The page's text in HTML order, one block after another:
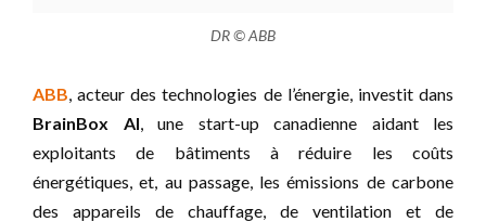
DR © ABB
ABB, acteur des technologies de l’énergie, investit dans
BrainBox AI, une start-up canadienne aidant les
exploitants de bâtiments à réduire les coûts
énergétiques, et, au passage, les émissions de carbone
des appareils de chauffage, de ventilation et de